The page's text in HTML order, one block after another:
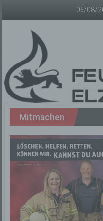
06/08/
Freiwillige
Feuerwehr
Elzach
Offizielle
Freiwilligen
Feuerwehr
Mitmachen